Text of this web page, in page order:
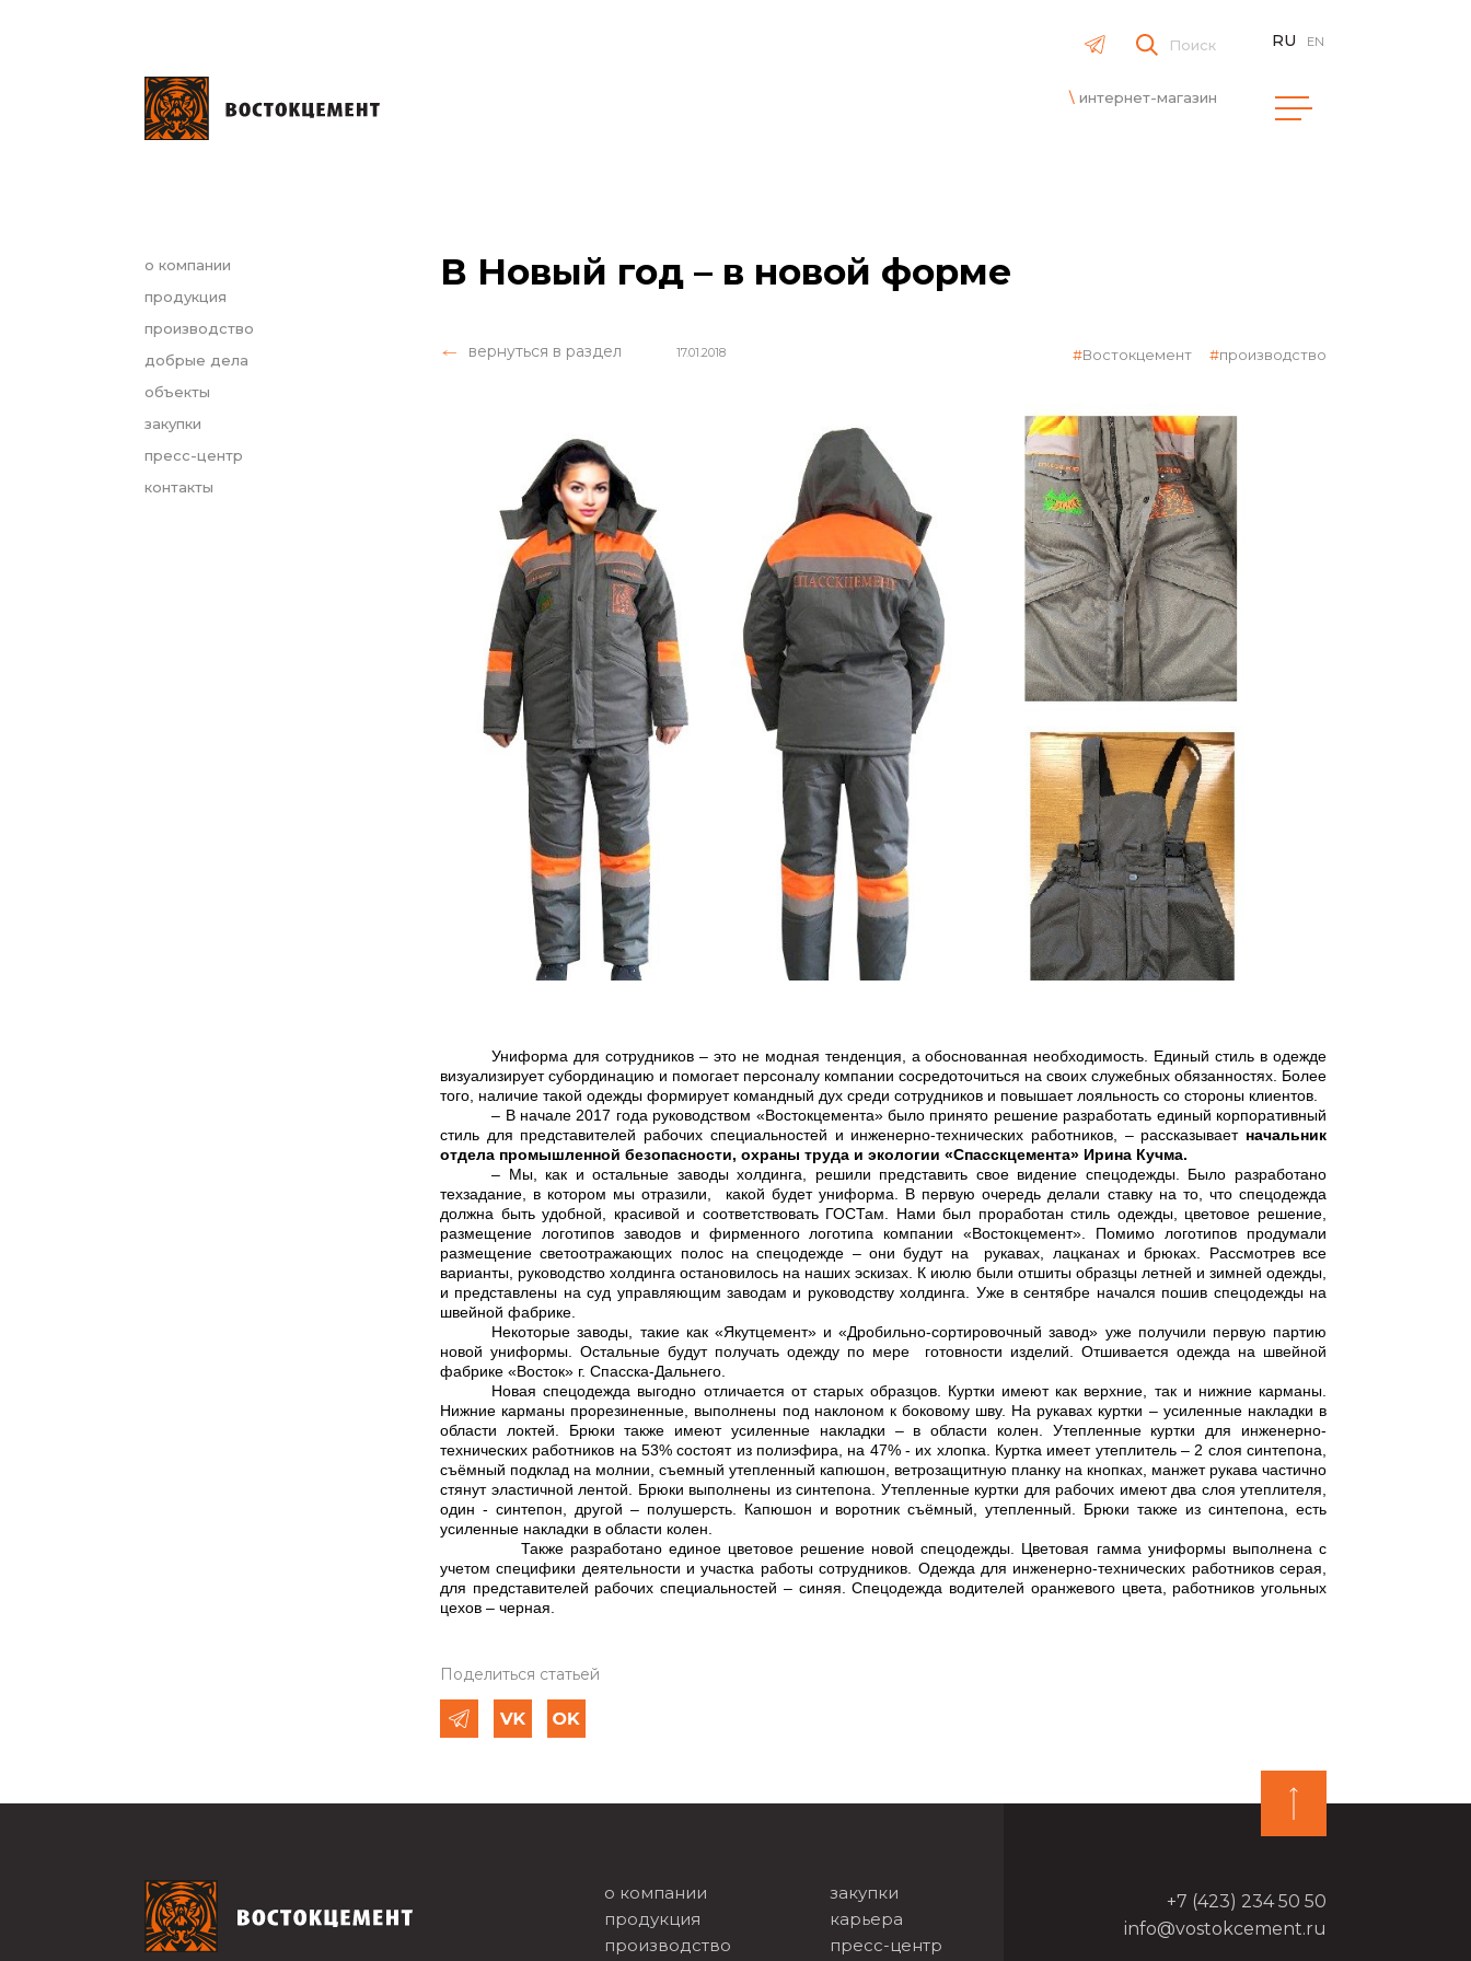
Поиск
интернет-магазин
RU EN
о компании
продукция
производство
добрые дела
объекты
закупки
пресс-центр
контакты
В Новый год – в новой форме
вернуться в раздел 17.01.2018 Востокцемент производство
Униформа для сотрудников – это не модная тенденция, а обоснованная необходимость. Единый стиль в одежде
визуализирует субординацию и помогает персоналу компании сосредоточиться на своих служебных обязанностях. Более
того, наличие такой одежды формирует командный дух среди сотрудников и повышает лояльность со стороны клиентов.
– В начале 2017 года руководством «Востокцемента» было принято решение разработать единый корпоративный
стиль для представителей рабочих специальностей и инженерно-технических работников, – рассказывает начальник
отдела промышленной безопасности, охраны труда и экологии «Спасскцемента» Ирина Кучма.
– Мы, как и остальные заводы холдинга, решили представить свое видение спецодежды. Было разработано
техзадание, в котором мы отразили, какой будет униформа. В первую очередь делали ставку на то, что спецодежда
должна быть удобной, красивой и соответствовать ГОСТам. Нами был проработан стиль одежды, цветовое решение,
размещение логотипов заводов и фирменного логотипа компании «Востокцемент». Помимо логотипов продумали
размещение светоотражающих полос на спецодежде – они будут на рукавах, лацканах и брюках. Рассмотрев все
варианты, руководство холдинга остановилось на наших эскизах. К июлю были отшиты образцы летней и зимней одежды,
и представлены на суд управляющим заводам и руководству холдинга. Уже в сентябре начался пошив спецодежды на
швейной фабрике.
Некоторые заводы, такие как «Якутцемент» и «Дробильно-сортировочный завод» уже получили первую партию
новой униформы. Остальные будут получать одежду по мере готовности изделий. Отшивается одежда на швейной
фабрике «Восток» г. Спасска-Дальнего.
Новая спецодежда выгодно отличается от старых образцов. Куртки имеют как верхние, так и нижние карманы.
Нижние карманы прорезиненные, выполнены под наклоном к боковому шву. На рукавах куртки – усиленные накладки в
области локтей. Брюки также имеют усиленные накладки – в области колен. Утепленные куртки для инженерно-
технических работников на 53% состоят из полиэфира, на 47% - их хлопка. Куртка имеет утеплитель – 2 слоя синтепона,
съёмный подклад на молнии, съемный утепленный капюшон, ветрозащитную планку на кнопках, манжет рукава частично
стянут эластичной лентой. Брюки выполнены из синтепона. Утепленные куртки для рабочих имеют два слоя утеплителя,
один - синтепон, другой – полушерсть. Капюшон и воротник съёмный, утепленный. Брюки также из синтепона, есть
усиленные накладки в области колен.
Также разработано единое цветовое решение новой спецодежды. Цветовая гамма униформы выполнена с
учетом специфики деятельности и участка работы сотрудников. Одежда для инженерно-технических работников серая,
для представителей рабочих специальностей – синяя. Спецодежда водителей оранжевого цвета, работников угольных
цехов – черная.
Поделиться статьей
о компании
продукция
производство
закупки
карьера
пресс-центр
+7 (423) 234 50 50
info@vostokcement.ru